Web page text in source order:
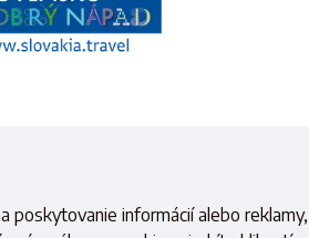
podporou Ministerstva cestovného
Copyright © 2021 OOCR HZ.
Všetky
poskytovanie informácií alebo